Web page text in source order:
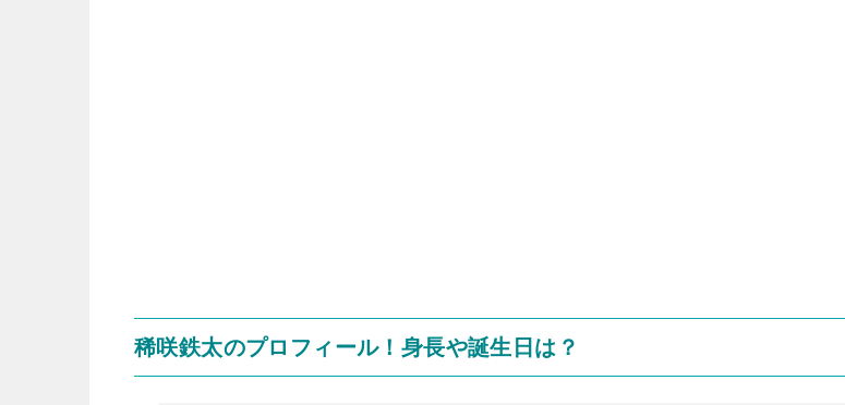
稀咲鉄太のプロフィール！身長や誕生日は？